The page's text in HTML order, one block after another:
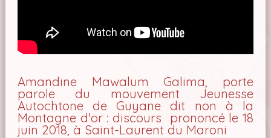
Amandine Mawalum Galima, porte
parole du mouvement Jeunesse
Autochtone de Guyane dit non à la
Montagne d'or : discours prononcé le 18
juin 2018, à Saint-Laurent du Maroni